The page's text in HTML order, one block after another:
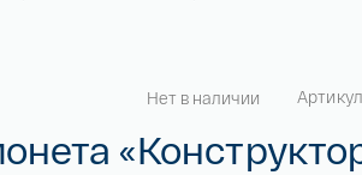
Нет в наличии